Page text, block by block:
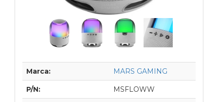
Marca: MARS GAMING
P/N: MSFLOWW